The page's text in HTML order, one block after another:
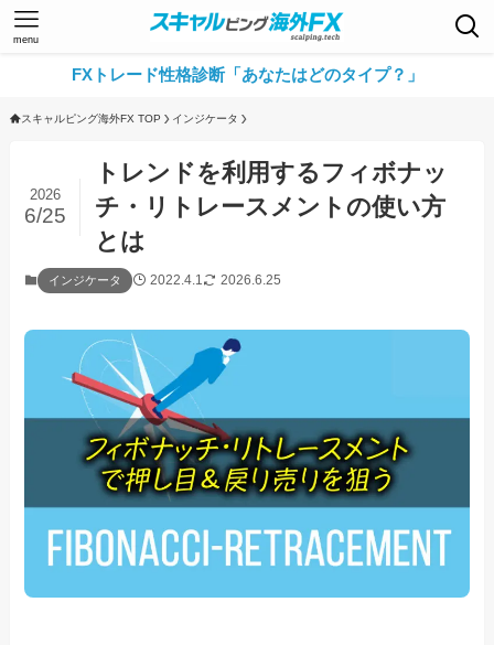
menu
FXトレード性格診断「あなたはどのタイプ？」
スキャルピング海外FX TOP インジケータ
トレンドを利用するフィボナッ
チ・リトレースメントの使い方
とは
2026
6/25
インジケータ 2022.4.1 2026.6.25